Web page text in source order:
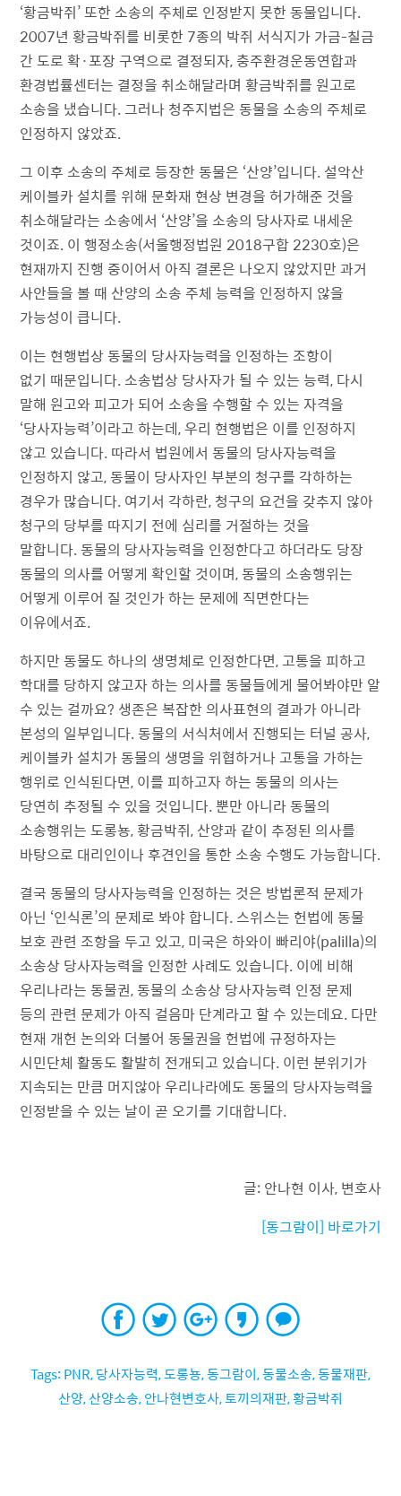
‘황금박쥐’ 또한 소송의 주체로 인정받지 못한 동물입니다.
2007년 황금박쥐를 비롯한 7종의 박쥐 서식지가 가금-칠금
간 도로 확·포장 구역으로 결정되자, 충주환경운동연합과
환경법률센터는 결정을 취소해달라며 황금박쥐를 원고로
소송을 냈습니다. 그러나 청주지법은 동물을 소송의 주체로
인정하지 않았죠.
그 이후 소송의 주체로 등장한 동물은 ‘산양’입니다. 설악산
케이블카 설치를 위해 문화재 현상 변경을 허가해준 것을
취소해달라는 소송에서 ‘산양’을 소송의 당사자로 내세운
것이죠. 이 행정소송(서울행정법원 2018구합 2230호)은
현재까지 진행 중이어서 아직 결론은 나오지 않았지만 과거
사안들을 볼 때 산양의 소송 주체 능력을 인정하지 않을
가능성이 큽니다.
이는 현행법상 동물의 당사자능력을 인정하는 조항이
없기 때문입니다. 소송법상 당사자가 될 수 있는 능력, 다시
말해 원고와 피고가 되어 소송을 수행할 수 있는 자격을
‘당사자능력’이라고 하는데, 우리 현행법은 이를 인정하지
않고 있습니다. 따라서 법원에서 동물의 당사자능력을
인정하지 않고, 동물이 당사자인 부분의 청구를 각하하는
경우가 많습니다. 여기서 각하란, 청구의 요건을 갖추지 않아
청구의 당부를 따지기 전에 심리를 거절하는 것을
말합니다. 동물의 당사자능력을 인정한다고 하더라도 당장
동물의 의사를 어떻게 확인할 것이며, 동물의 소송행위는
어떻게 이루어 질 것인가 하는 문제에 직면한다는
이유에서죠.
하지만 동물도 하나의 생명체로 인정한다면, 고통을 피하고
학대를 당하지 않고자 하는 의사를 동물들에게 물어봐야만 알
수 있는 걸까요? 생존은 복잡한 의사표현의 결과가 아니라
본성의 일부입니다. 동물의 서식처에서 진행되는 터널 공사,
케이블카 설치가 동물의 생명을 위협하거나 고통을 가하는
행위로 인식된다면, 이를 피하고자 하는 동물의 의사는
당연히 추정될 수 있을 것입니다. 뿐만 아니라 동물의
소송행위는 도롱뇽, 황금박쥐, 산양과 같이 추정된 의사를
바탕으로 대리인이나 후견인을 통한 소송 수행도 가능합니다.
결국 동물의 당사자능력을 인정하는 것은 방법론적 문제가
아닌 ‘인식론’의 문제로 봐야 합니다. 스위스는 헌법에 동물
보호 관련 조항을 두고 있고, 미국은 하와이 빠리야(palilla)의
소송상 당사자능력을 인정한 사례도 있습니다. 이에 비해
우리나라는 동물권, 동물의 소송상 당사자능력 인정 문제
등의 관련 문제가 아직 걸음마 단계라고 할 수 있는데요. 다만
현재 개헌 논의와 더불어 동물권을 헌법에 규정하자는
시민단체 활동도 활발히 전개되고 있습니다. 이런 분위기가
지속되는 만큼 머지않아 우리나라에도 동물의 당사자능력을
인정받을 수 있는 날이 곧 오기를 기대합니다.
글: 안나현 이사, 변호사
[동그람이] 바로가기
PNR,당사자능력,도롱뇽,동그람이,동물소송,동물재판,
산양,산양소송,안나현변호사,토끼의재판,황금박쥐